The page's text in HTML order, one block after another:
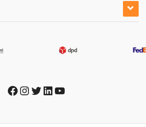
Facebook
Instagram
Twitter
LinkedIn
YouTube